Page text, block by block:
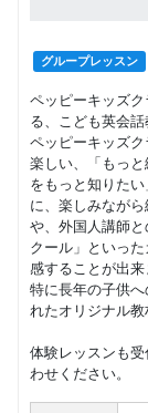
グループレッスン
ペッピーキッズ
る、こども英会話
ペッピーキッズ
楽しい、「もっ
をもっと知りた
に、楽しみなが
や、外国人講師
クール」といっ
感することが出来
特に長年の子供
れたオリジナル教
体験レッスンも
わせください。